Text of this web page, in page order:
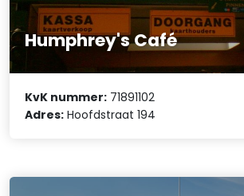
Humphrey's Café
KvK nummer: 71891102
Adres: Hoofdstraat 194